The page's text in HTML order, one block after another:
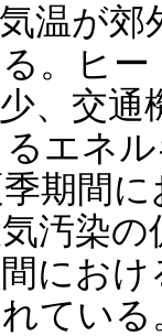
温が郊
。ヒ
、交
エネ
期間
汚染
にお
ている